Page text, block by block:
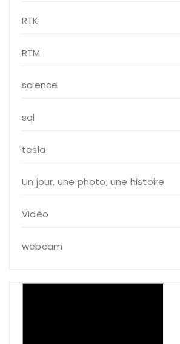
RTK
RTM
science
sql
tesla
Un jour, une photo, une histoire
Vidéo
webcam